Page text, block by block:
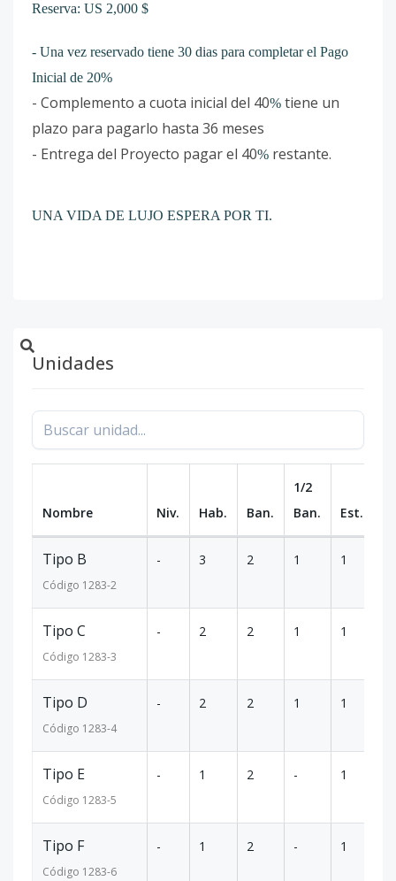
Reserva: US 2,000 $
- Una vez reservado tiene 30 dias para completar el Pago
Inicial de 20%
- Complemento a cuota inicial del 40% tiene un
plazo para pagarlo hasta 36 meses
- Entrega del Proyecto pagar el 40% restante.
UNA VIDA DE LUJO ESPERA POR TI.
Unidades
Nombre Niv. Hab. Ban.
1/2
Ban.
Est.
Tipo B
Código 1283-2
- 3 2 1 1
Tipo C
Código 1283-3
- 2 2 1 1
Tipo D
Código 1283-4
- 2 2 1 1
Tipo E
Código 1283-5
- 1 2 - 1
Tipo F
Código 1283-6
- 1 2 - 1